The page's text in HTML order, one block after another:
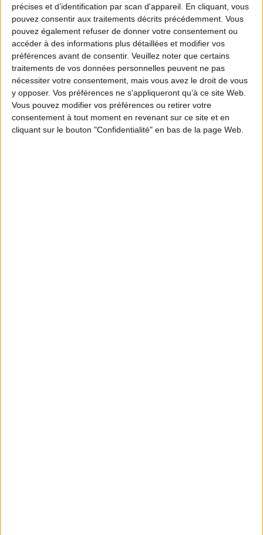
précises et d’identification par scan d'appareil. En cliquant, vous
pouvez consentir aux traitements décrits précédemment. Vous
pouvez également refuser de donner votre consentement ou
accéder à des informations plus détaillées et modifier vos
préférences avant de consentir. Veuillez noter que certains
traitements de vos données personnelles peuvent ne pas
nécessiter votre consentement, mais vous avez le droit de vous
y opposer. Vos préférences ne s'appliqueront qu’à ce site Web.
Vous pouvez modifier vos préférences ou retirer votre
consentement à tout moment en revenant sur ce site et en
cliquant sur le bouton "Confidentialité" en bas de la page Web.